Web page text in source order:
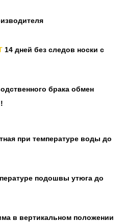
14 дней без следов носки с
брака обмен
!
при температуре воды до
подошвы утюга до
в вертикальном положении